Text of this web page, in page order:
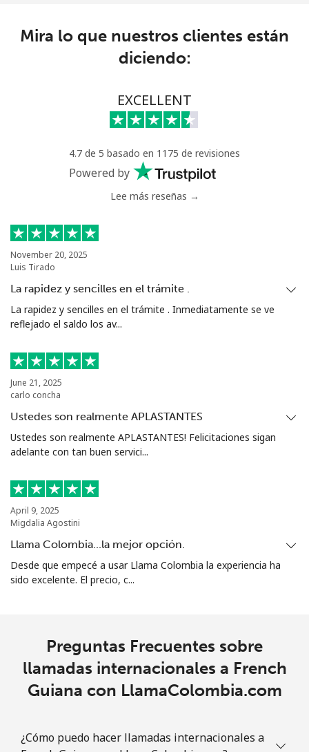
Mira lo que nuestros clientes están
diciendo:
EXCELLENT
4.7 de 5 basado en 1175 de revisiones
Powered by
Lee más reseñas →
November 20, 2025
Luis Tirado
La rapidez y sencilles en el trámite .
La rapidez y sencilles en el trámite . Inmediatamente se ve
reflejado el saldo los av...
June 21, 2025
carlo concha
Ustedes son realmente APLASTANTES
Ustedes son realmente APLASTANTES! Felicitaciones sigan
adelante con tan buen servici...
April 9, 2025
Migdalia Agostini
Llama Colombia...la mejor opción.
Desde que empecé a usar Llama Colombia la experiencia ha
sido excelente. El precio, c...
Preguntas Frecuentes sobre
llamadas internacionales a French
Guiana con LlamaColombia.com
¿Cómo puedo hacer llamadas internacionales a